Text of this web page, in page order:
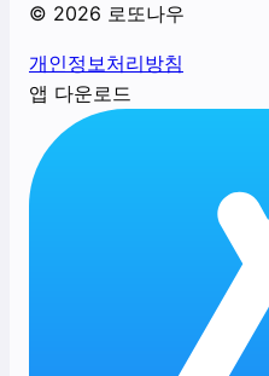
© 2026 로또나우
개인정보처리방침
앱 다운로드